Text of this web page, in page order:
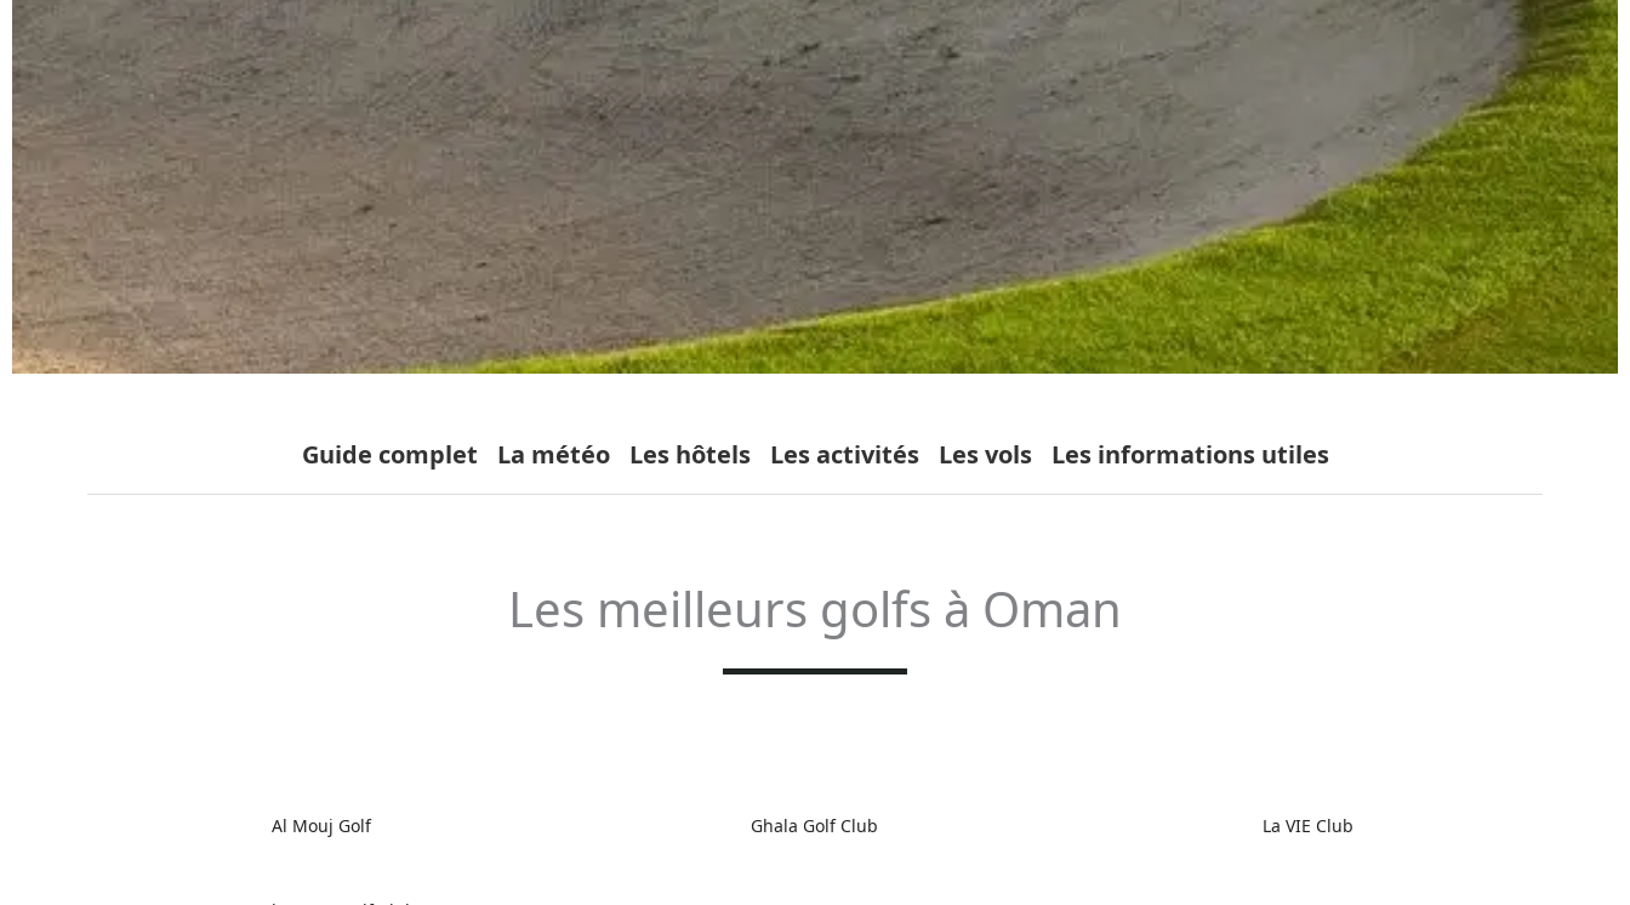
Guide complet La météo Les hôtels Les activités Les vols Les informations utiles
Les meilleurs golfs à Oman
Al Mouj Golf Ghala Golf Club La VIE Club